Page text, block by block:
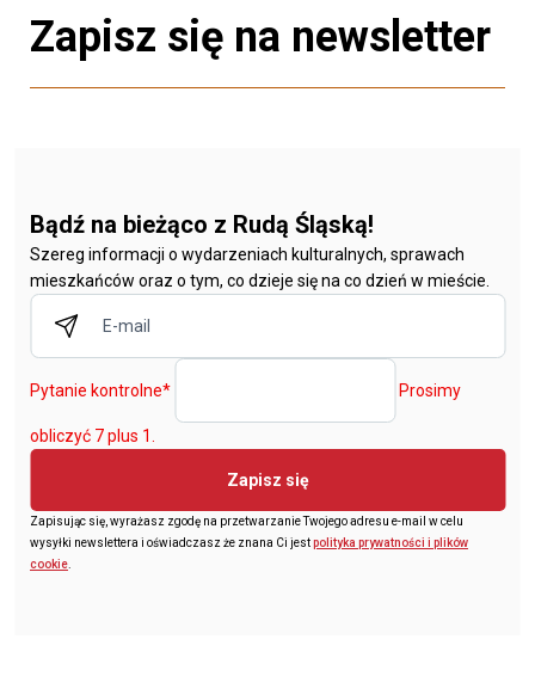
Zapisz się na newsletter
Bądź na bieżąco z Rudą Śląską!
Szereg informacji o wydarzeniach kulturalnych, sprawach
mieszkańców oraz o tym, co dzieje się na co dzień w mieście.
Pytanie kontrolne* Prosimy
obliczyć 7 plus 1.
Zapisz się
Zapisując się, wyrażasz zgodę na przetwarzanie Twojego adresu e-mail w celu
wysyłki newslettera i oświadczasz że znana Ci jestpolityka prywatności i plików
cookie